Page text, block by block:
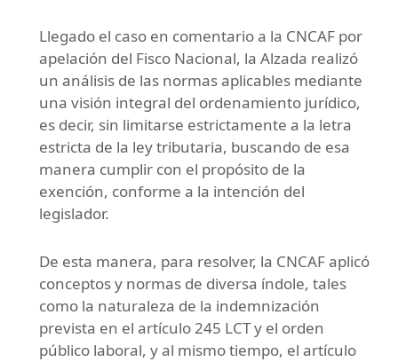
Llegado el caso en comentario a la CNCAF por
apelación del Fisco Nacional, la Alzada realizó
un análisis de las normas aplicables mediante
una visión integral del ordenamiento jurídico,
es decir, sin limitarse estrictamente a la letra
estricta de la ley tributaria, buscando de esa
manera cumplir con el propósito de la
exención, conforme a la intención del
legislador.
De esta manera, para resolver, la CNCAF aplicó
conceptos y normas de diversa índole, tales
como la naturaleza de la indemnización
prevista en el artículo 245 LCT y el orden
público laboral, y al mismo tiempo, el artículo